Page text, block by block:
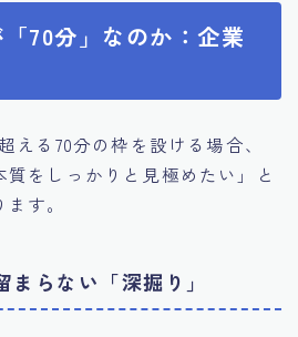
70分」なのか：企業
える70分の枠を設ける場合、
質をしっかりと見極めたい」と
す。
らない「深掘り」